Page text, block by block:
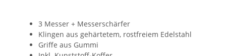
3 Messer + Messerschärfer
Klingen aus gehärtetem, rostfreiem Edelstahl
Griffe aus Gummi